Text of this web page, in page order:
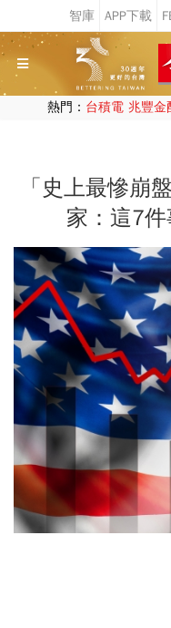
熱門： 台積電 兆豐金
「史上最慘崩
家：這7